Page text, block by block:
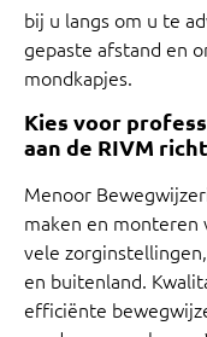
bij u langs om u te
gepaste afstand en
mondkapjes.
Kies voor
aan de RIVM
Menoor
maken en monteren
vele
en buitenland.
efficiënte